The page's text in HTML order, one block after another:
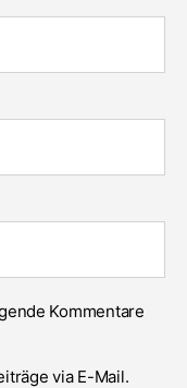
Kommentare
via E-Mail.